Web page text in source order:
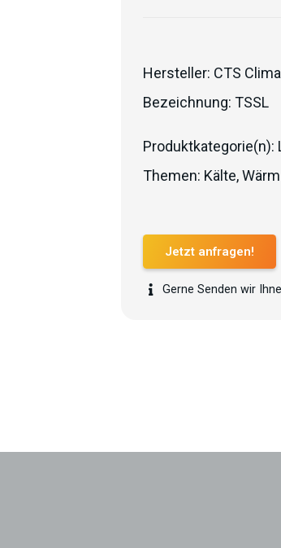
Hersteller: CTS
Bezeichnung: TSSL
Produktkategorie(n):
Themen: Kälte,
Jetzt anfragen!
Gerne Senden wir